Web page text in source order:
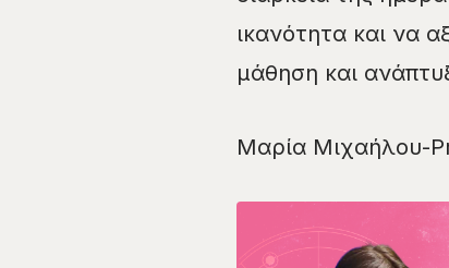
ικανότητα και να
μάθηση και
Μαρία Μιχαήλου-